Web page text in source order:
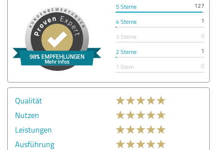
5 Sterne
127
4 Sterne
1
3 Sterne
0
2 Sterne
1
1 Stern
0
Qualität
Nutzen
Leistungen
Ausführung